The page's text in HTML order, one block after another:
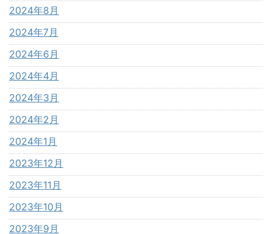
2024年8月
2024年7月
2024年6月
2024年4月
2024年3月
2024年2月
2024年1月
2023年12月
2023年11月
2023年10月
2023年9月